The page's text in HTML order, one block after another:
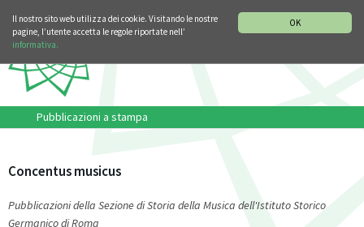
OK
Il nostro sito web utilizza dei cookie. Visitando le nostre
pagine, l’utente accetta le regole riportate nell’
informativa.
Pubblicazioni a stampa
Concentus musicus
Pubblicazioni della Sezione di Storia della Musica dell'Istituto Storico
Germanico di Roma